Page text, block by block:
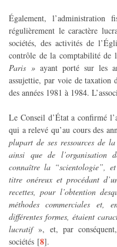
Également,
régulièrement le caractère
sociétés, des activités de
contrôle de la comptabilité de
Paris »ayant porté sur les
assujettie, par voie de taxation
des années 1981 à 1984.
Le Conseil d’État a confirmé
qui a relevé qu’au cours des
plupart de ses ressources de
ainsi que de l’organisation
connaître la “scientologie”,
titre onéreux et procédant
recettes, pour l’obtention
méthodes commerciales
différentes formes, étaient
lucratif», et, par
sociétés [8].